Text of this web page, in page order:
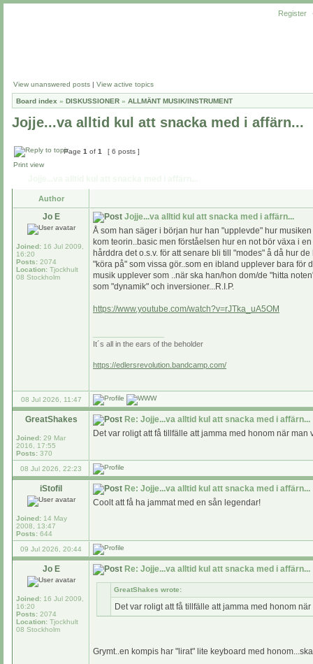
Register
View unanswered posts | View active topics
Board index » DISKUSSIONER » ALLMÄNT MUSIK/INSTRUMENT
Jojje...va alltid kul att snacka med i affärn...
Page 1 of 1
[ 6 posts ]
Print view
Author
Jo E
Joined: 16 Jul 2009,
16:20
Posts: 2074
Location: Tjockhult
08 Stockholm
Jojje...va alltid kul att snacka med i affärn...
Å som han säger i början hur han "upplevde" hur
kom teorin..basic men förståelsen hur en not bör växa i
hårddra det o.s.v. för att senare bli till "modes" å då hur
"köra på" som vissa gör..som en ibland upplever bara för
musik upplever som ..när ska han/hon dom/de "hitta
som "dynamik" och inversioner...R.I.P.
https://www.youtube.com/watch?v=rJTka_uA5OM
It´s all in the ears of the beholder
https://edlersrevolution.bandcamp.com/
08 Jul 2026, 11:47
GreatShakes
Joined: 29 Mar
2016, 17:55
Posts: 370
Re: Jojje...va alltid kul att snacka med i affärn...
Det var roligt att få tillfälle att jamma med honom när
08 Jul 2026, 22:23
iStofil
Joined: 14 May
2008, 13:47
Posts: 644
Re: Jojje...va alltid kul att snacka med i affärn...
Coolt att få ha jammat med en sån legendar!
09 Jul 2026, 20:44
Jo E
Joined: 16 Jul 2009,
16:20
Posts: 2074
Location: Tjockhult
08 Stockholm
Re: Jojje...va alltid kul att snacka med i affärn...
GreatShakes wrote:
Det var roligt att få tillfälle att jamma med honom
Grymt..en kompis har "lirat" lite keyboard med